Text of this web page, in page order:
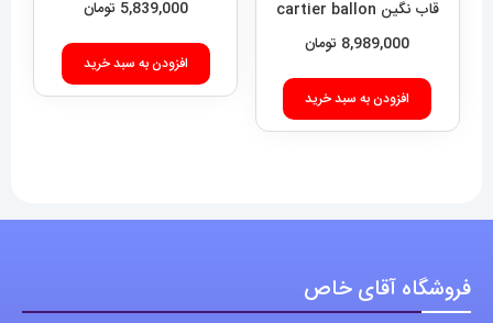
قاب نگین cartier ballon
bleu 020909
8,989,000 تومان
افزودن به سبد خرید
افزودن به سبد خرید
فروشگاه آقای خاص